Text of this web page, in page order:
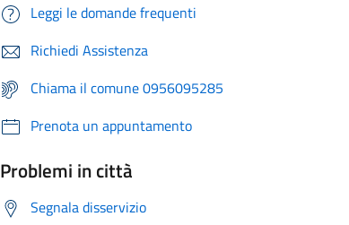
Leggi le domande frequenti
Richiedi Assistenza
Chiama il comune 0956095285
Prenota un appuntamento
Problemi in città
Segnala disservizio